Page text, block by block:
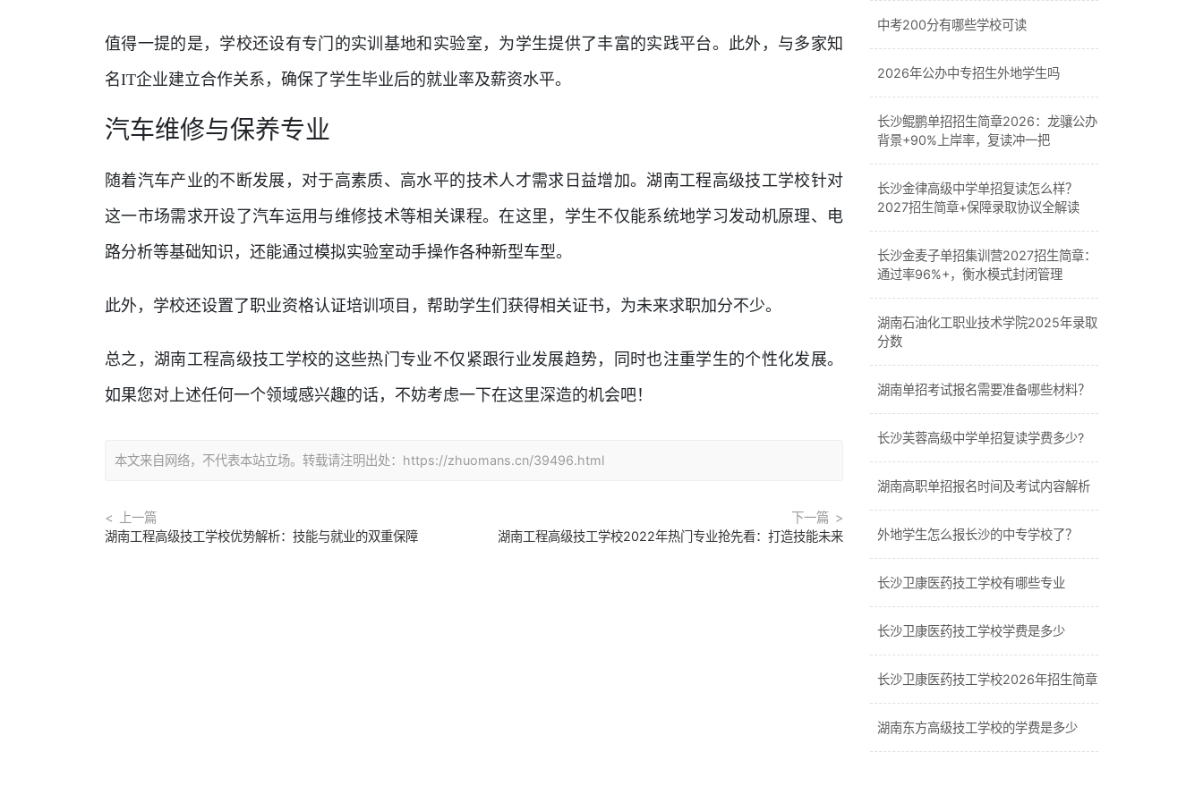
值得一提的是，学校还设有专门的实训基地和实验室，为学生提供了丰富的实践平台。此外，与多家知
名IT企业建立合作关系，确保了学生毕业后的就业率及薪资水平。
汽车维修与保养专业
随着汽车产业的不断发展，对于高素质、高水平的技术人才需求日益增加。湖南工程高级技工学校针对
这一市场需求开设了汽车运用与维修技术等相关课程。在这里，学生不仅能系统地学习发动机原理、电
路分析等基础知识，还能通过模拟实验室动手操作各种新型车型。
此外，学校还设置了职业资格认证培训项目，帮助学生们获得相关证书，为未来求职加分不少。
总之，湖南工程高级技工学校的这些热门专业不仅紧跟行业发展趋势，同时也注重学生的个性化发展。
如果您对上述任何一个领域感兴趣的话，不妨考虑一下在这里深造的机会吧！
本文来自网络，不代表本站立场。转载请注明出处：https://zhuomans.cn/39496.html
上一篇
湖南工程高级技工学校优势解析：技能与就业的双重保障
下一篇
湖南工程高级技工学校2022年热门专业抢先看：打造技能未来
中考200分有哪些学校可读
2026年公办中专招生外地学生吗
长沙鲲鹏单招招生简章2026：龙骧公办
背景+90%上岸率，复读冲一把
长沙金律高级中学单招复读怎么样？
2027招生简章+保障录取协议全解读
长沙金麦子单招集训营2027招生简章：
通过率96%+，衡水模式封闭管理
湖南石油化工职业技术学院2025年录取
分数
湖南单招考试报名需要准备哪些材料？
长沙芙蓉高级中学单招复读学费多少?
湖南高职单招报名时间及考试内容解析
外地学生怎么报长沙的中专学校了？
长沙卫康医药技工学校有哪些专业
长沙卫康医药技工学校学费是多少
长沙卫康医药技工学校2026年招生简章
湖南东方高级技工学校的学费是多少